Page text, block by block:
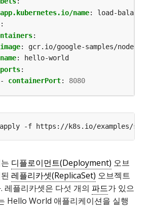
app.kubernetes.io/name:
load-
:
:
image:
gcr.io/google-samples/node-
name:
hello-world
ports:
- containerPort: 8080
디플로이먼트(Deployment) 오브
레플리카셋(ReplicaSet) 오브젝트
레플리카셋은 다섯 개의 파드가 있으
Hello World 애플리케이션을 실행